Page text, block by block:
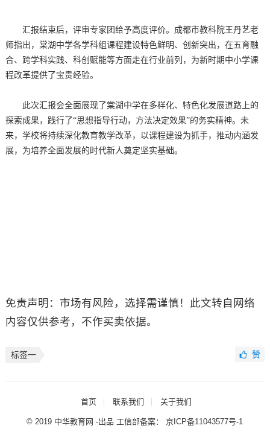
汇报结束后，评审专家团给予高度评价。成都市教科院王丹艺老
师指出，棠湖中学各学科组课程建设特色鲜明、创新突出，在五育融
合、跨学科实践、科创赋能等方面走在行业前列，为新时期中小学课
程改革提供了宝贵经验。
此次汇报会全面展现了棠湖中学在多样化、特色化发展道路上的
探索成果，践行了“思想指导行动，方法决定效果”的务实精神。未
来，学校将持续深化教育教学改革，以课程建设为抓手，推动内涵发
展，为培养全面发展的时代新人奠定坚实基础。
免责声明：市场有风险，选择需谨慎！此文转自网络
内容仅供参考，不作买卖依据。
标签一 赞
首页 联系我们 关于我们
© 2019 中华教育网 -出品 工信部备案：京ICP备11043577号-1